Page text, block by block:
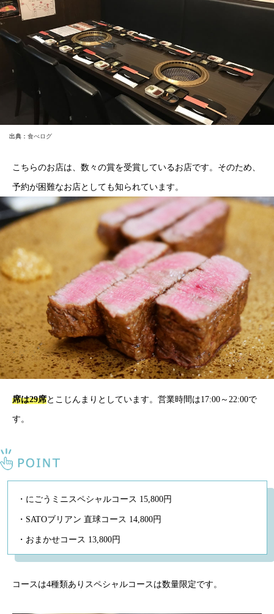
出典： 食べログ
こちらのお店は、数々の賞を受賞しているお店です。そのため、
予約が困難なお店としても知られています。
席は29席とこじんまりとしています。営業時間は17:00～22:00で
す。
・にごうミニスペシャルコース 15,800円
・SATOブリアン 直球コース 14,800円
・おまかせコース 13,800円
コースは4種類ありスペシャルコースは数量限定です。